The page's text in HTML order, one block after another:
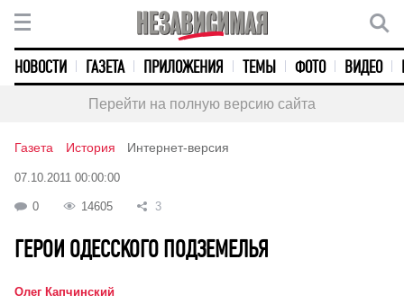
НОВОСТИ ГАЗЕТА ПРИЛОЖЕНИЯ ТЕМЫ ФОТО ВИДЕО
Перейти на полную версию сайта
Газета История Интернет-версия
07.10.2011 00:00:00
0 14605 3
ГЕРОИ ОДЕССКОГО ПОДЗЕМЕЛЬЯ
Олег Капчинский